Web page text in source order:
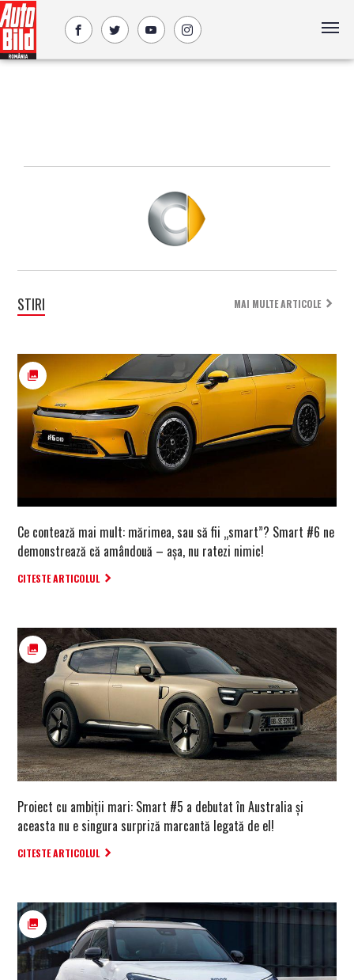
STIRI MAI MULTE ARTICOLE
Ce contează mai mult: mărimea, sau să fii „smart”? Smart #6 ne
demonstrează că amândouă – așa, nu ratezi nimic!
CITESTE ARTICOLUL
Proiect cu ambiții mari: Smart #5 a debutat în Australia și
aceasta nu e singura surpriză marcantă legată de el!
CITESTE ARTICOLUL